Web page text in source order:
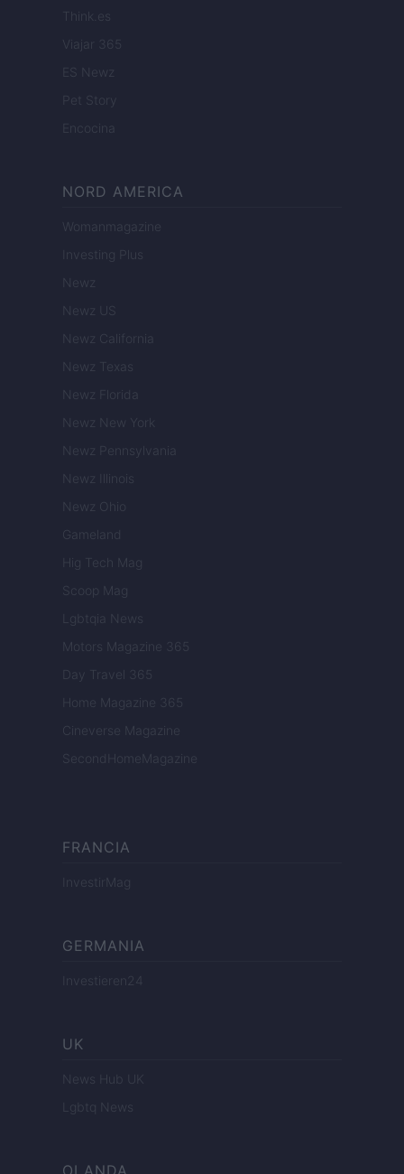
Think.es
Viajar 365
ES Newz
Pet Story
Encocina
NORD AMERICA
Womanmagazine
Investing Plus
Newz
Newz US
Newz California
Newz Texas
Newz Florida
Newz New York
Newz Pennsylvania
Newz Illinois
Newz Ohio
Gameland
Hig Tech Mag
Scoop Mag
Lgbtqia News
Motors Magazine 365
Day Travel 365
Home Magazine 365
Cineverse Magazine
SecondHomeMagazine
FRANCIA
InvestirMag
GERMANIA
Investieren24
UK
News Hub UK
Lgbtq News